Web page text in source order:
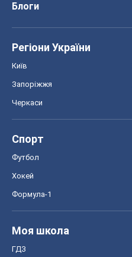
Блоги
Регіони України
Київ
Запоріжжя
Черкаси
Спорт
Футбол
Хокей
Формула-1
Моя школа
ГДЗ